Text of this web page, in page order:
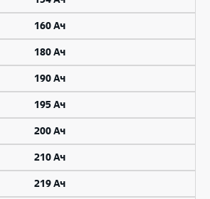
160 Ач
180 Ач
190 Ач
195 Ач
200 Ач
210 Ач
219 Ач